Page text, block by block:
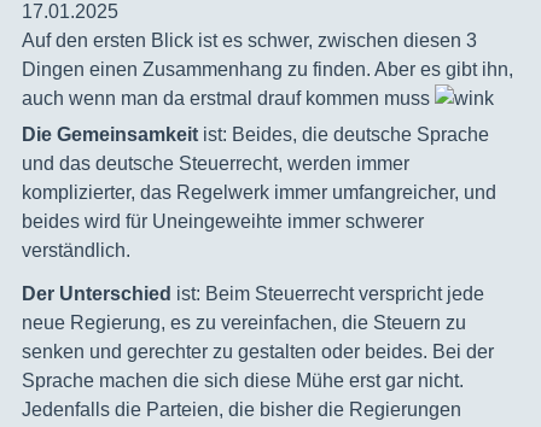
17.01.2025
‍Auf den ersten Blick ist es schwer, zwischen diesen 3
Dingen einen Zusammenhang zu finden. Aber es gibt ihn,
auch wenn man da erstmal drauf kommen muss
Die Gemeinsamkeitist: Beides, die deutsche Sprache
und das deutsche Steuerrecht, werden immer
komplizierter, das Regelwerk immer umfangreicher, und
beides wird für Uneingeweihte immer schwerer
verständlich.
Der Unterschied ist: Beim Steuerrecht verspricht jede
neue Regierung, es zu vereinfachen, die Steuern zu
senken und gerechter zu gestalten oder beides. Bei der
Sprache machen die sich diese Mühe erst gar nicht.
Jedenfalls die Parteien, die bisher die Regierungen